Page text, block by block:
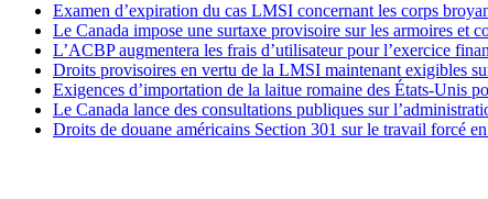
Examen d’expiration du cas LMSI concernant les corps
Le Canada impose une surtaxe provisoire sur les armoires et
L’ACBP augmentera les frais d’utilisateur pour l’exercice
Droits provisoires en vertu de la LMSI maintenant exigibles
Exigences d’importation de la laitue romaine des États-Unis
Le Canada lance des consultations publiques sur
Droits de douane américains Section 301 sur le travail forcé